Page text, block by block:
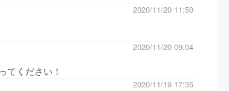
2020/11/20 11:50
2020/11/20 09:04
てください！
2020/11/19 17:35